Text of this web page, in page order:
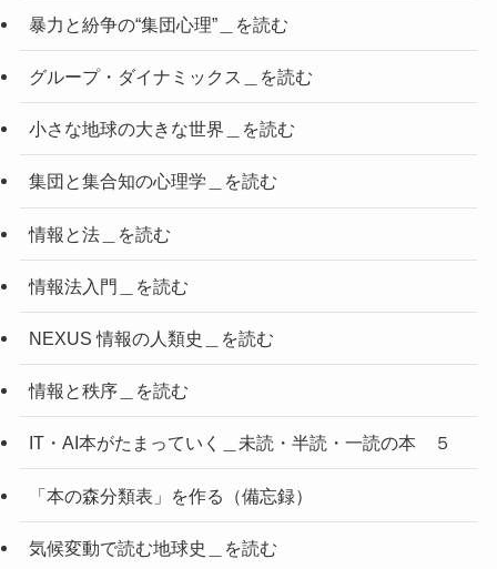
暴力と紛争の“集団心理”＿を読む
グループ・ダイナミックス＿を読む
小さな地球の大きな世界＿を読む
集団と集合知の心理学＿を読む
情報と法＿を読む
情報法入門＿を読む
NEXUS 情報の人類史＿を読む
情報と秩序＿を読む
IT・AI本がたまっていく＿未読・半読・一読の本 ５
「本の森分類表」を作る（備忘録）
気候変動で読む地球史＿を読む